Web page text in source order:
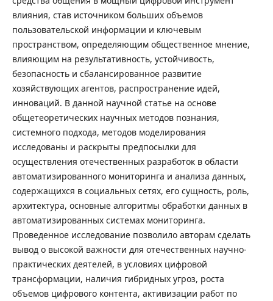
влияния, став источником больших объемов
пользовательской информации и ключевым
пространством, определяющим общественное мнение,
влияющим на результативность, устойчивость,
безопасность и сбалансированное развитие
хозяйствующих агентов, распространение идей,
инноваций. В данной научной статье на основе
общетеоретических научных методов познания,
системного подхода, методов моделирования
исследованы и раскрыты предпосылки для
осуществления отечественных разработок в области
автоматизированного мониторинга и анализа данных,
содержащихся в социальных сетях, его сущность, роль,
архитектура, основные алгоритмы обработки данных в
автоматизированных системах мониторинга.
Проведенное исследование позволило авторам сделать
вывод о высокой важности для отечественных научно-
практических деятелей, в условиях цифровой
трансформации, наличия гибридных угроз, роста
объемов цифрового контента, активизации работ по